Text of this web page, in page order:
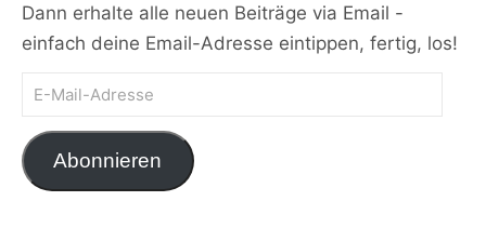
Dann erhalte alle neuen Beiträge via Email -
einfach deine Email-Adresse eintippen, fertig, los!
E-Mail-Adresse
Abonnieren